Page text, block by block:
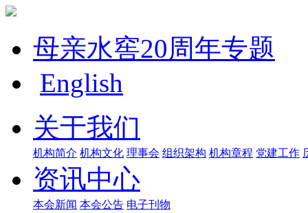
母亲水窖20周年专题
English
关于我们
机构简介 机构文化 理事会 组织架构 机构章程 党建工作
资讯中心
本会新闻 本会公告 电子刊物